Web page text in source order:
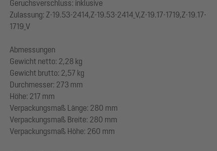
Geruchsverschluss: inklusive
Zulassung: Z-19.53-2414,Z-19.53-2414_V,Z-19.17-1719,Z-19.17-
1719_V
Abmessungen
Gewicht netto: 2,28 kg
Gewicht brutto: 2,57 kg
Durchmesser: 273 mm
Höhe: 217 mm
Verpackungsmaß Länge: 280 mm
Verpackungsmaß Breite: 280 mm
Verpackungsmaß Höhe: 260 mm